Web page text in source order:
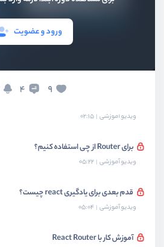
ورود و عضویت
9
4
بخش ششم فرم و api
بخش هشتم مباحث تکمیلی
ویدیو آموزشی 02:15
برای Router از چی استفاده کنیم؟
ویدیو آموزشی 05:22
قدم بعدی برای یادگیری react چیست؟
ویدیو آموزشی 05:04
آموزش کار با React Router